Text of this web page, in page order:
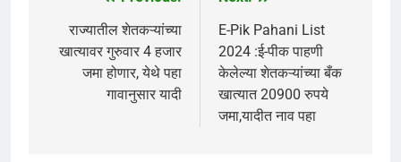
navigation
राज्यातील शेतकऱ्यांच्या
खात्यावर गुरुवार 4 हजार
जमा होणार, येथे पहा
गावानुसार यादी
E-Pik Pahani List
2024 :ई-पीक पाहणी
केलेल्या शेतकऱ्यांच्या बँक
खात्यात 20900 रुपये
जमा,यादीत नाव पहा